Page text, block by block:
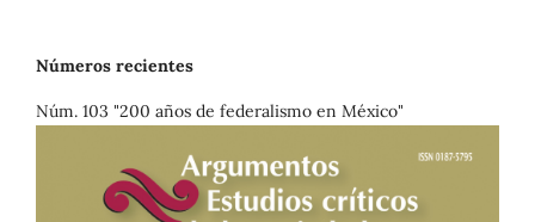
Números recientes
Núm. 103 "200 años de federalismo en México"